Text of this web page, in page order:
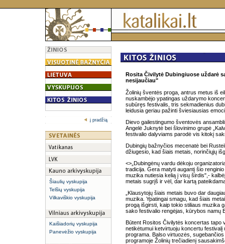
į pradžią
Šiaulių vyskupija
Telšių vyskupija
Vilkaviškio vyskupija
Kaišiadorių vyskupija
Panevėžio vyskupija
Rosita Čivilytė Dubingiuose uždarė
nesijaučiau"
Žolinių šventės proga, antrus metus iš
nuskambėjo ypatingas uždarymo
subūręs festivalis, tris sekmadienius
leidusia geriau pažinti šviesiausias
Dievo gailestingumo šventovės
Angelė Juknytė bei šlovinimo grupė
festivalio dalyviams parodė vis kitokį
Dubingių bažnyčios mecenatė bei
džiugesio, kad šiais metais, norinčiųjų
<>„Dubingėnų vardu dėkoju
tradicija. Gera matyti augantį šio
muzika nutiesia kelią į visų širdis",-
metais sugrįš ir vėl, dar kartą
„Klausytojų šiais metais buvo dar
muzika. Ypatingai smagu, kad šiais
progą išgirsti, kaip tokio stiliaus muzika
sako festivalio rengėjas, kūrybos namų
Būtent Rositos Čivilytės koncertas tapo
netikėtumui ketvirtuoju koncertu
programa. Balso virtuozės,
programoje Žolinių trečiadienį